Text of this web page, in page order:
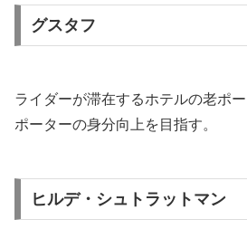
グスタフ
ライダーが滞在するホテルの老ポ
ポーターの身分向上を目指す。
ヒルデ・シュトラットマン